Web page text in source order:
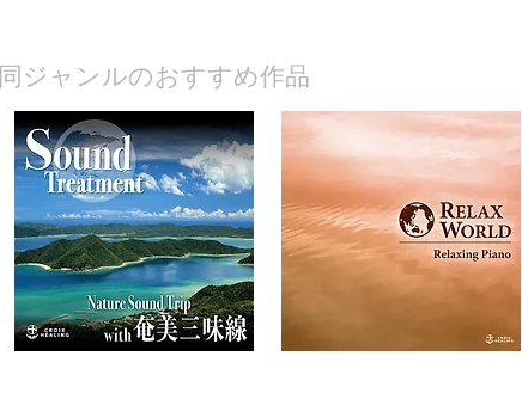
​同ジャンルのおすすめ作品